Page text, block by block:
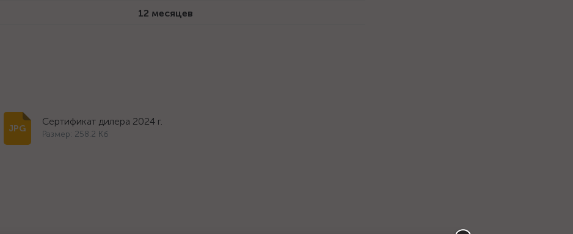
12 месяцев
Сертификат дилера 2024 г.
Размер: 258.2 Кб